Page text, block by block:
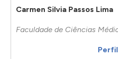
Carmen Silvia Passos Lima
Faculdade de Ciências
Perfil